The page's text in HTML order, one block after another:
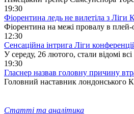
19:30
Фіорентина ледь не вилетіла з Ліги
Фіорентина на межі провалу в
12:30
Сенсаційна інтрига Ліги
У середу, 26 лютого, стали відомі
19:30
Гласнер назвав головну причину
Головний наставник лондонського
Статті та аналітика